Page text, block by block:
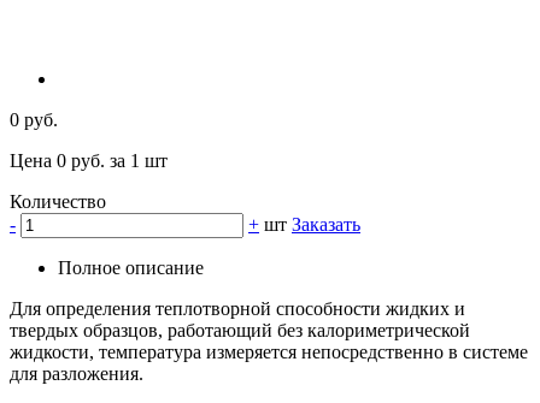
0 руб.
Цена 0 руб. за 1 шт
Количество
-
+ шт Заказать
Полное описание
Для определения теплотворной способности жидких и
твердых образцов, работающий без калориметрической
жидкости, температура измеряется непосредственно в системе
для разложения.